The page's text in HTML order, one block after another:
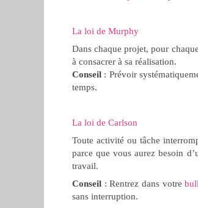
La loi de Murphy
Dans chaque projet, pour
à consacrer à sa réalisation.
Conseil : Prévoir
temps.
La loi de Carlson
Toute activité ou tâche
parce que vous aurez besoin
travail.
Conseil : Rentrez dans votre
sans interruption.